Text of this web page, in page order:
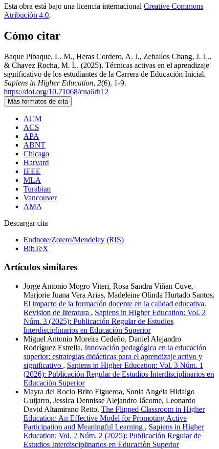
Esta obra está bajo una licencia internacional Creative Commons
Atribución 4.0.
Cómo citar
Baque Pibaque, L. M., Heras Cordero, A. I., Zeballos Chang, J. L.,
& Chavez Rocha, M. L. (2025). Técnicas activas en el aprendizaje
significativo de los estudiantes de la Carrera de Educación Inicial.
Sapiens in Higher Education, 2(6), 1-9.
https://doi.org/10.71068/cna6rh12
Más formatos de cita
ACM
ACS
APA
ABNT
Chicago
Harvard
IEEE
MLA
Turabian
Vancouver
AMA
Descargar cita
Endnote/Zotero/Mendeley (RIS)
BibTeX
Artículos similares
Jorge Antonio Mogro Viteri, Rosa Sandra Viñan Cuve,
Marjorie Juana Vera Arias, Madeleine Olinda Hurtado Santos,
El impacto de la formación docente en la calidad educativa.
Revision de literatura , Sapiens in Higher Education: Vol. 2
Núm. 3 (2025): Publicación Regular de Estudios
Interdisciplinarios en Educaciòn Superior
Miguel Antonio Moreira Cedeño, Daniel Alejandro
Rodríguez Estrella, Innovación pedagógica en la educación
superior: estrategias didácticas para el aprendizaje activo y
significativo , Sapiens in Higher Education: Vol. 3 Núm. 1
(2026): Publicación Regular de Estudios Interdisciplinarios en
Educaciòn Superior
Mayra del Rocio Brito Figueroa, Sonia Angela Hidalgo
Guijarro, Jessica Dennisse Alejandro Jácome, Leonardo
David Altamirano Retto, The Flipped Classroom in Higher
Education: An Effective Model for Promoting Active
Participation and Meaningful Learning , Sapiens in Higher
Education: Vol. 2 Núm. 2 (2025): Publicación Regular de
Estudios Interdisciplinarios en Educaciòn Superior